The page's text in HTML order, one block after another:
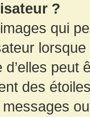
?
qui
d’elles
des